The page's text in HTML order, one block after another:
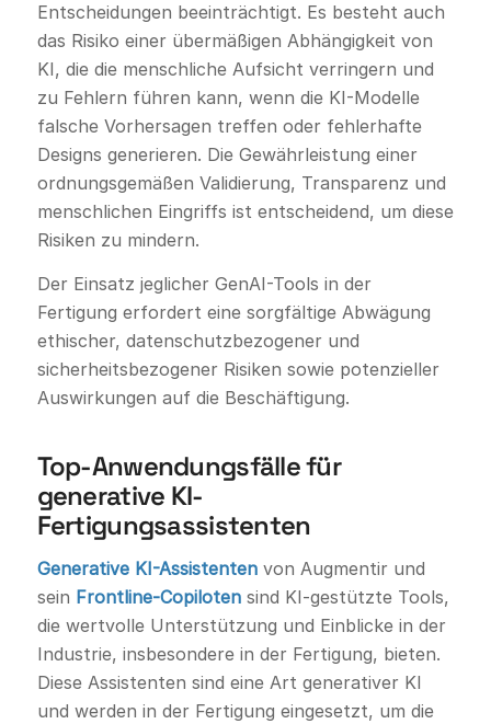
Entscheidungen beeinträchtigt. Es besteht auch
das Risiko einer übermäßigen Abhängigkeit von
KI, die die menschliche Aufsicht verringern und
zu Fehlern führen kann, wenn die KI-Modelle
falsche Vorhersagen treffen oder fehlerhafte
Designs generieren. Die Gewährleistung einer
ordnungsgemäßen Validierung, Transparenz und
menschlichen Eingriffs ist entscheidend, um diese
Risiken zu mindern.
Der Einsatz jeglicher GenAI-Tools in der
Fertigung erfordert eine sorgfältige Abwägung
ethischer, datenschutzbezogener und
sicherheitsbezogener Risiken sowie potenzieller
Auswirkungen auf die Beschäftigung.
Top-Anwendungsfälle für
generative KI-
Fertigungsassistenten
Generative KI-Assistentenvon Augmentir und
sein Frontline-Copilotensind KI-gestützte Tools,
die wertvolle Unterstützung und Einblicke in der
Industrie, insbesondere in der Fertigung, bieten.
Diese Assistenten sind eine Art generativer KI
und werden in der Fertigung eingesetzt, um die